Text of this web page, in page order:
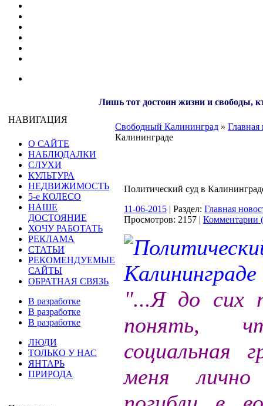
Лишь тот достоин жизни и свободы,
НАВИГАЦИЯ
О САЙТЕ
НАБЛЮДАЛКИ
СЛУХИ
КУЛЬТУРА
НЕДВИЖИМОСТЬ
5-е КОЛЕСО
НАШЕ
ДОСТОЯНИЕ
ХОЧУ РАБОТАТЬ
РЕКЛАМА
СТАТЬИ
РЕКОМЕНДУЕМЫЕ
САЙТЫ
ОБРАТНАЯ СВЯЗЬ
В разработке
В разработке
В разработке
ЛЮДИ
ТОЛЬКО У НАС
ЯНТАРЬ
ПРИРОДА
Свободный Калининград » Главная
Калининграде
Политический суд в
11-06-2015 | Раздел: Главная
Просмотров: 2157 | Комментарии
"...Я до сих
понять,
социальная
меня